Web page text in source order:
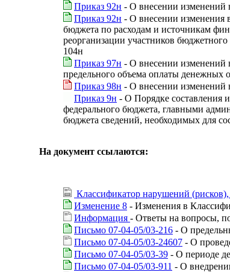
Приказ 92н - О внесении изменений
Приказ 92н - О внесении изменения
бюджета по расходам и источникам
реорганизации участников
104н
Приказ 97н - О внесении изменений
предельного объема оплаты денежных
Приказ 98н - О внесении изменений
Приказ 9н - О Порядке составления
федерального бюджета, главными
бюджета сведений, необходимых для
На документ ссылаются:
Классификатор нарушений
Изменение 8 - Изменения в
Информация - Ответы на вопросы,
Письмо 07-04-05/03-216 - О
Письмо 07-04-05/03-24607 - О
Письмо 07-04-05/03-39 - О периоде
Письмо 07-04-05/03-911 - О